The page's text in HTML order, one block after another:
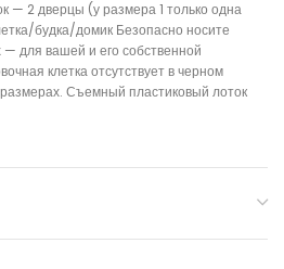
— 2 дверцы (у размера 1 только одна
будка/домик Безопасно носите
для вашей и его собственной
клетка отсутствует в черном
Съемный пластиковый лоток